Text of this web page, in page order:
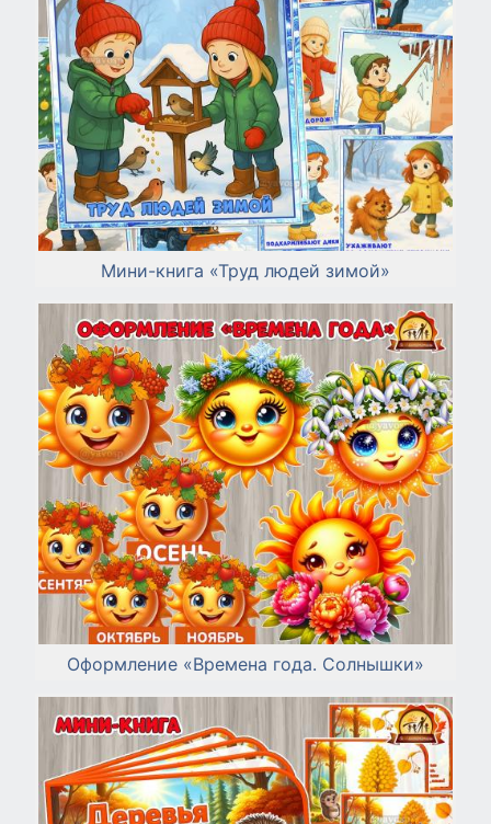
Мини-книга «Труд людей зимой»
Оформление «Времена года. Солнышки»